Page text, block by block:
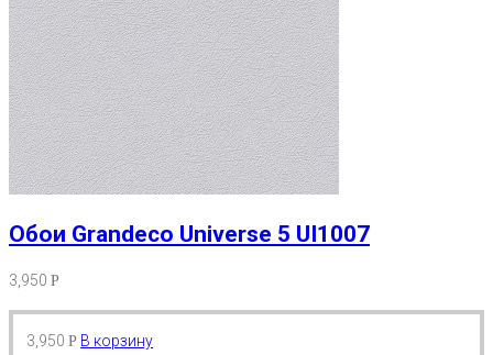
Обои Grandeco Universe 5 UI1007
3,950 Р
3,950 Р В корзину